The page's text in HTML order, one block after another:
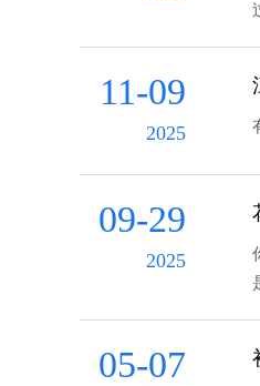
11-09
2025
09-29
2025
05-07